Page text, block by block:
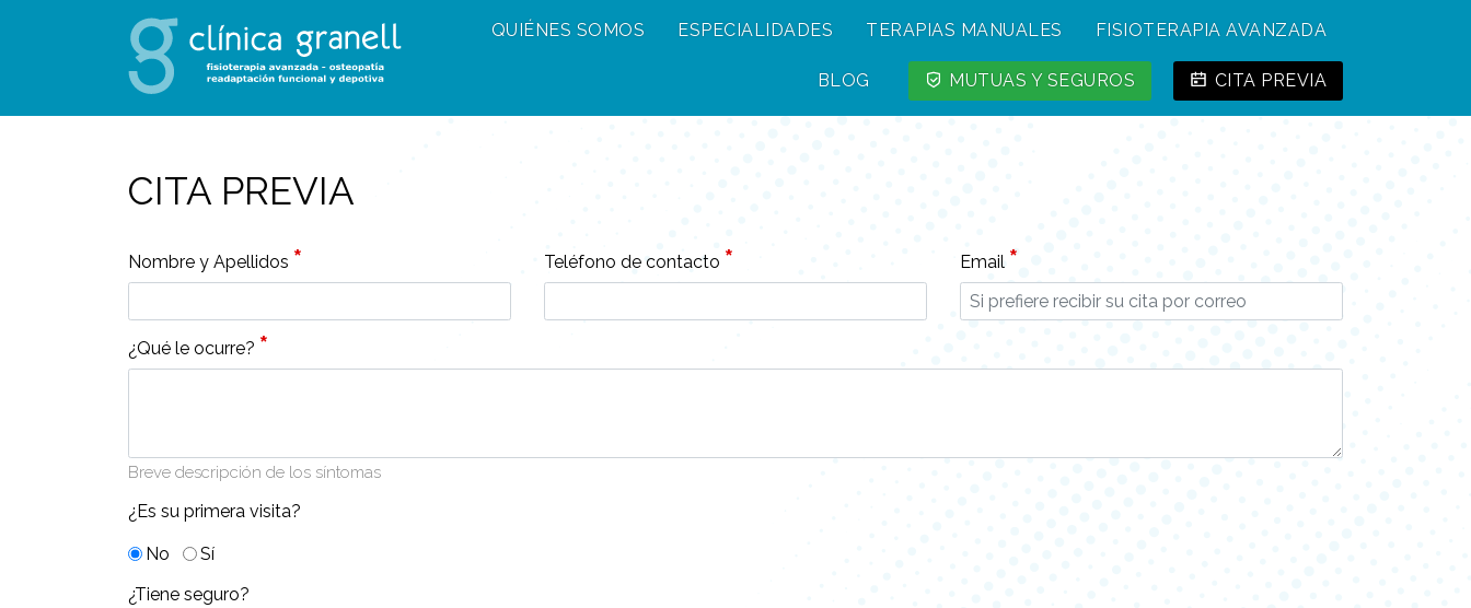
QUIÉNES SOMOS ESPECIALIDADES TERAPIAS MANUALES FISIOTERAPIA AVANZADA
BLOG MUTUAS Y SEGUROS CITA PREVIA
CITA PREVIA
Nombre y Apellidos * Teléfono de contacto * Email *
¿Qué le ocurre? *
Breve descripción de los síntomas
¿Es su primera visita?
No
Sí
¿Tiene seguro?